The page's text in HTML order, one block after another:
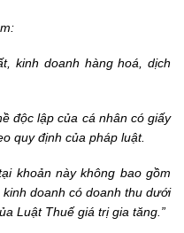
kinh doanh hàng hoá, dịch
độc lập của cá nhân có giấy
quy định của pháp luật.
khoản này không bao gồm
doanh có doanh thu dưới
Luật Thuế giá trị gia tăng.”